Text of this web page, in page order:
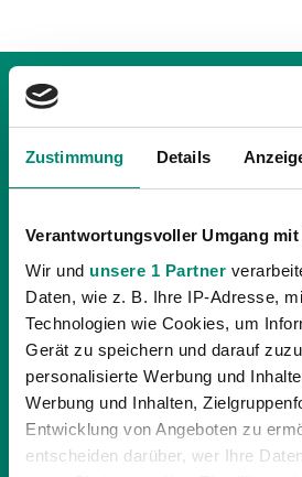
Zustimmung Details
Verantwortungsvoller Umgang mit
Wir und unsere 1 Partner
Daten, wie z. B. Ihre IP-Adresse,
Technologien wie Cookies, um
Gerät zu speichern und darauf
personalisierte Werbung und
Werbung und Inhalten,
Entwicklung von Angeboten zu
entscheiden darüber, wer Ihre
04.04.2024| PROFIS
„WOLLEN AGGRESSIV
DIESES SPIEL GEHEN“